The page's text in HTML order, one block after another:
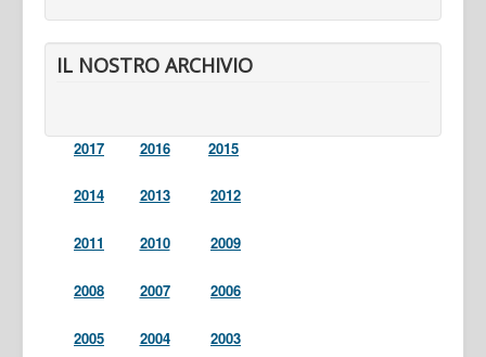
IL NOSTRO ARCHIVIO
2017 2016 2015
2014 2013 2012
2011 2010 2009
2008 2007 2006
2005 2004 2003